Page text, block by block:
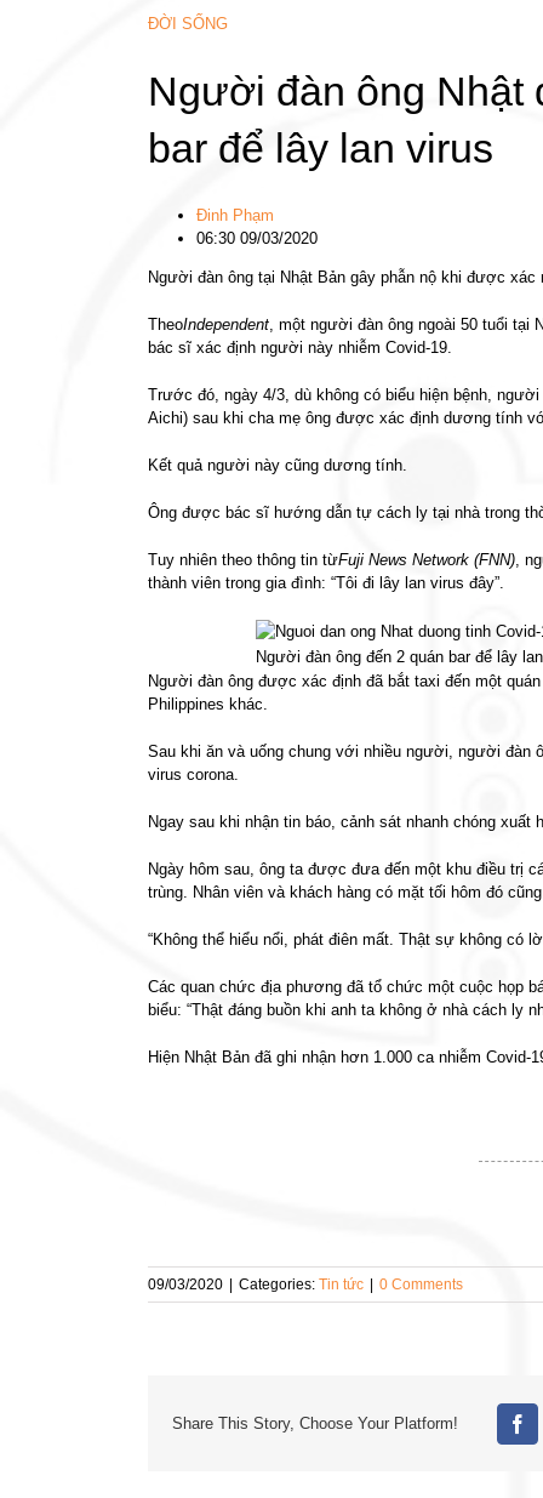
ĐỜI SỐNG
Người đàn ông Nhật
bar để lây lan virus
Đinh Phạm
06:30 09/03/2020
Người đàn ông tại Nhật Bản gây phẫn nộ khi được
TheoIndependent, một người đàn ông ngoài 50 tuổi tại
bác sĩ xác định người này nhiễm Covid-19.
Trước đó, ngày 4/3, dù không có biểu hiện bệnh,
Aichi) sau khi cha mẹ ông được xác định dương tính
Kết quả người này cũng dương tính.
Ông được bác sĩ hướng dẫn tự cách ly tại nhà trong
Tuy nhiên theo thông tin từFuji News Network (FNN),
thành viên trong gia đình: “Tôi đi lây lan virus đây”.
Người đàn ông đến 2 quán bar để lây
Người đàn ông được xác định đã bắt taxi đến một
Philippines khác.
Sau khi ăn và uống chung với nhiều người, người đàn
virus corona.
Ngay sau khi nhận tin báo, cảnh sát nhanh chóng
Ngày hôm sau, ông ta được đưa đến một khu điều trị
trùng. Nhân viên và khách hàng có mặt tối hôm đó
“Không thể hiểu nổi, phát điên mất. Thật sự không có
Các quan chức địa phương đã tổ chức một cuộc họp
biểu: “Thật đáng buồn khi anh ta không ở nhà cách ly
Hiện Nhật Bản đã ghi nhận hơn 1.000 ca nhiễm
09/03/2020 Categories: Tin tức 0 Comments
Share This Story, Choose Your Platform!